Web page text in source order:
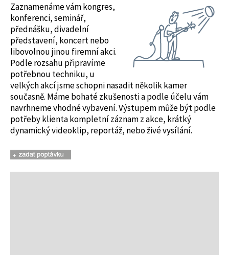
Zaznamenáme vám kongres,
konferenci, seminář,
přednášku, divadelní
představení, koncert nebo
libovolnou jinou firemní akci.
Podle rozsahu připravíme
potřebnou techniku, u
velkých akcí jsme schopni nasadit několik kamer
současně. Máme bohaté zkušenosti a podle účelu vám
navrhneme vhodné vybavení. Výstupem může být podle
potřeby klienta kompletní záznam z akce, krátký
dynamický videoklip, reportáž, nebo živé vysílání.